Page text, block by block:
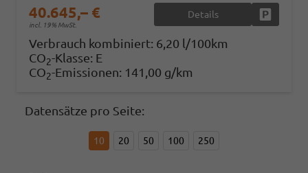
40.645,– €
incl. 19% MwSt.
Details
Verbrauch kombiniert: 6,20 l/100km
CO2-Klasse: E
CO2-Emissionen: 141,00 g/km
Datensätze pro Seite:
10 20 50 100 250